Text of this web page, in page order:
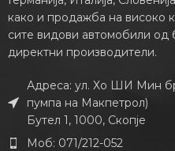
како и продажба на високо
сите видови автомобили
директни производители.
Адреса: ул. Хо ШИ Мин
пумпа на Макпетрол)
Бутел 1, 1000, Скопје
Моб: 071/212-052